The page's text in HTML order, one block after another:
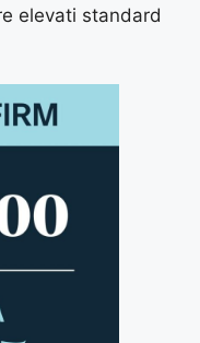
elevati standard